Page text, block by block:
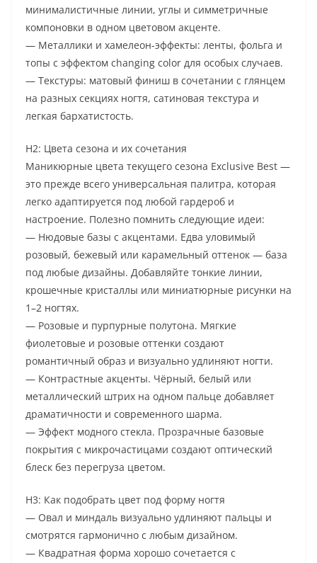
минималистичные линии, углы и симметричные
компоновки в одном цветовом акценте.
— Металлики и хамелеон-эффекты: ленты, фольга и
топы с эффектом changing color для особых случаев.
— Текстуры: матовый финиш в сочетании с глянцем
на разных секциях ногтя, сатиновая текстура и
легкая бархатистость.
H2: Цвета сезона и их сочетания
Маникюрные цвета текущего сезона Exclusive Best —
это прежде всего универсальная палитра, которая
легко адаптируется под любой гардероб и
настроение. Полезно помнить следующие идеи:
— Нюдовые базы с акцентами. Едва уловимый
розовый, бежевый или карамельный оттенок — база
под любые дизайны. Добавляйте тонкие линии,
крошечные кристаллы или миниатюрные рисунки на
1–2 ногтях.
— Розовые и пурпурные полутона. Мягкие
фиолетовые и розовые оттенки создают
романтичный образ и визуально удлиняют ногти.
— Контрастные акценты. Чёрный, белый или
металлический штрих на одном пальце добавляет
драматичности и современного шарма.
— Эффект модного стекла. Прозрачные базовые
покрытия с микрочастицами создают оптический
блеск без перегруза цветом.
H3: Как подобрать цвет под форму ногтя
— Овал и миндаль визуально удлиняют пальцы и
смотрятся гармонично с любым дизайном.
— Квадратная форма хорошо сочетается с